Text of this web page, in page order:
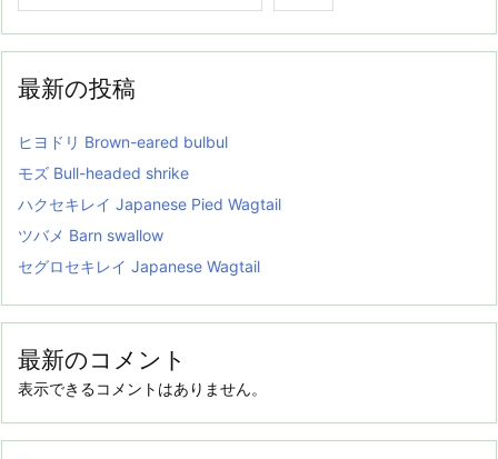
最新の投稿
ヒヨドリ Brown-eared bulbul
モズ Bull-headed shrike
ハクセキレイ Japanese Pied Wagtail
ツバメ Barn swallow
セグロセキレイ Japanese Wagtail
最新のコメント
表示できるコメントはありません。